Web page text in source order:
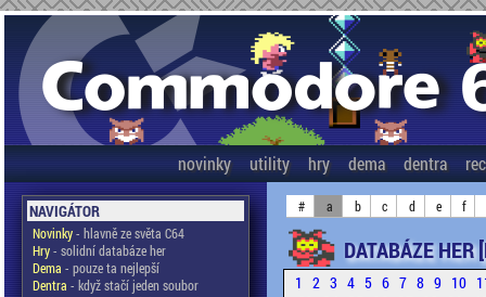
novinky utility hry dema dentra
NAVIGÁTOR
Novinky- hlavně ze světa C64
Hry- solidní databáze her
Dema - pouze ta nejlepší
Dentra - když stačí jeden soubor
# a b c d e f
DATABÁZE
1 2 3 4 5 6 7 8 9 10